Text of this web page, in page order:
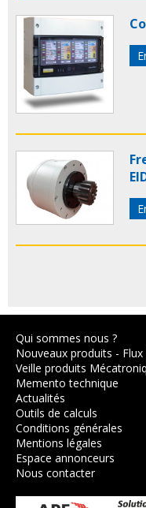
Qui sommes nous ?
Nouveaux produits - Flux
Veille produits
Memento technique
Actualités
Outils de calculs
Conditions générales
Mentions légales
Espace annonceurs
Nous contacter